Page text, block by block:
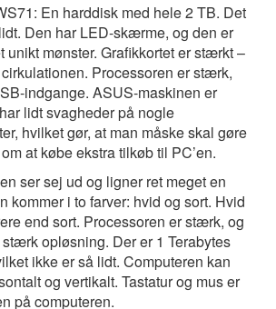
En harddisk med hele 2 TB. Det
Den har LED-skærme, og den er
unikt mønster. Grafikkortet er stærkt –
Processoren er stærk,
indgange. ASUS-maskinen er
lidt svagheder på nogle
hvilket gør, at man måske skal gøre
at købe ekstra tilkøb til PC’en.
ser sej ud og ligner ret meget en
kommer i to farver: hvid og sort. Hvid
end sort. Processoren er stærk, og
opløsning. Der er 1 Terabytes
ikke er så lidt. Computeren kan
og vertikalt. Tastatur og mus er
på computeren.